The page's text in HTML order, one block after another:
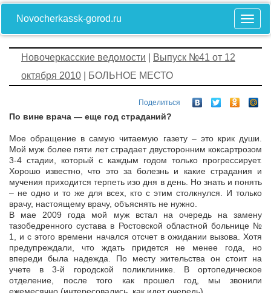
Novocherkassk-gorod.ru
Новочеркасские ведомости
Выпуск №41 от 12
октября 2010 | БОЛЬНОЕ МЕСТО
Поделиться
По вине врача — еще год страданий?
Мое обращение в самую читаемую газету – это крик души.
Мой муж более пяти лет страдает двусторонним коксартрозом
3-4 стадии, который с каждым годом только прогрессирует.
Хорошо известно, что это за болезнь и какие страдания и
мучения приходится терпеть изо дня в день. Но знать и понять
– не одно и то же для всех, кто с этим столкнулся. И только
врачу, настоящему врачу, объяснять не нужно.
В мае 2009 года мой муж встал на очередь на замену
тазобедренного сустава в Ростовской областной больнице №
1, и с этого времени начался отсчет в ожидании вызова. Хотя
предупреждали, что ждать придется не менее года, но
впереди была надежда. По месту жительства он стоит на
учете в 3-й городской поликлинике. В ортопедическое
отделение, после того как прошел год, мы звонили